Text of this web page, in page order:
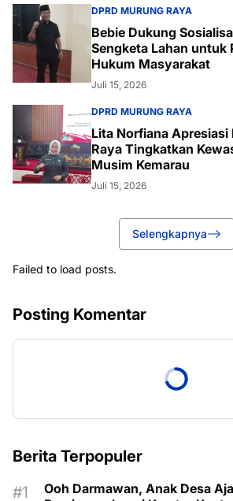
DPRD MURUNG RAYA
Bebie Dukung
Sengketa Lahan untuk
Hukum Masyarakat
Juli 15, 2026
DPRD MURUNG RAYA
Lita Norfiana
Raya Tingkatkan
Musim Kemarau
Juli 15, 2026
Selengkapnya
Failed to load posts.
Posting Komentar
Berita Terpopuler
Ooh Darmawan, Anak Desa